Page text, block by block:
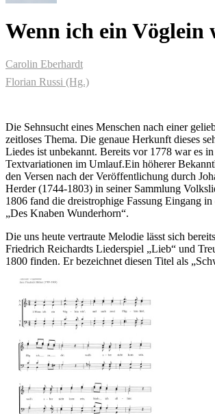
Wenn ich ein Vöglein
Carolin Eberhardt
Florian Russi (Hg.)
Die Sehnsucht eines Menschen nach einer
zeitloses Thema. Die genaue Herkunft dieses
Liedes ist unbekannt. Bereits vor 1778 war es in
Textvariationen im Umlauf.Ein höherer
den Versen nach der Veröffentlichung durch
Herder (1744-1803) in seiner Sammlung
1806 fand die dreistrophige Fassung Eingang
„Des Knaben Wunderhorn“.
Die uns heute vertraute Melodie lässt sich
Friedrich Reichardts Liederspiel „Lieb“ und
1800 finden. Er bezeichnet diesen Titel als